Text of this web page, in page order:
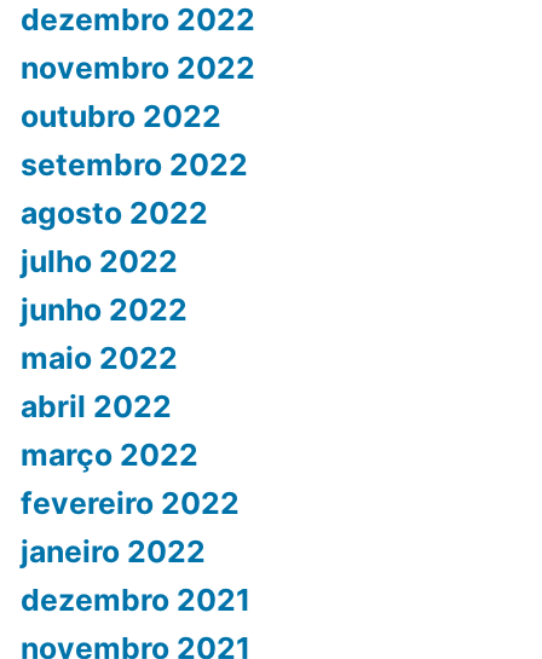
dezembro 2022
novembro 2022
outubro 2022
setembro 2022
agosto 2022
julho 2022
junho 2022
maio 2022
abril 2022
março 2022
fevereiro 2022
janeiro 2022
dezembro 2021
novembro 2021